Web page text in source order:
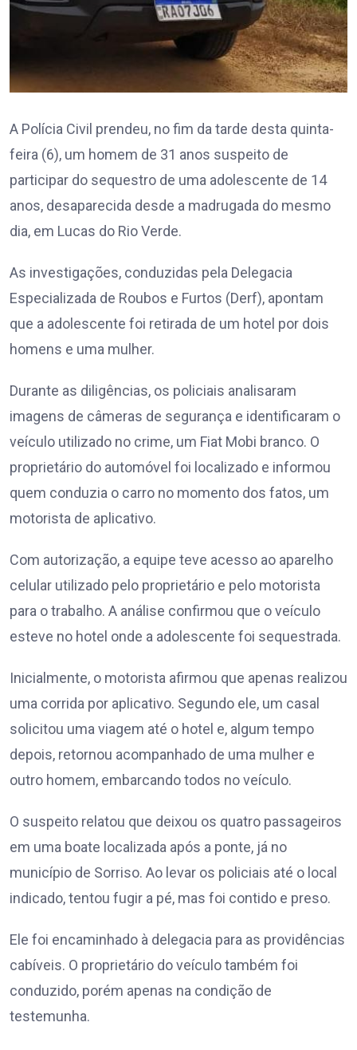
A Polícia Civil prendeu, no fim da tarde desta quinta-
feira (6), um homem de 31 anos suspeito de
participar do sequestro de uma adolescente de 14
anos, desaparecida desde a madrugada do mesmo
dia, em Lucas do Rio Verde.
As investigações, conduzidas pela Delegacia
Especializada de Roubos e Furtos (Derf), apontam
que a adolescente foi retirada de um hotel por dois
homens e uma mulher.
Durante as diligências, os policiais analisaram
imagens de câmeras de segurança e identificaram o
veículo utilizado no crime, um Fiat Mobi branco. O
proprietário do automóvel foi localizado e informou
quem conduzia o carro no momento dos fatos, um
motorista de aplicativo.
Com autorização, a equipe teve acesso ao aparelho
celular utilizado pelo proprietário e pelo motorista
para o trabalho. A análise confirmou que o veículo
esteve no hotel onde a adolescente foi sequestrada.
Inicialmente, o motorista afirmou que apenas realizou
uma corrida por aplicativo. Segundo ele, um casal
solicitou uma viagem até o hotel e, algum tempo
depois, retornou acompanhado de uma mulher e
outro homem, embarcando todos no veículo.
O suspeito relatou que deixou os quatro passageiros
em uma boate localizada após a ponte, já no
município de Sorriso. Ao levar os policiais até o local
indicado, tentou fugir a pé, mas foi contido e preso.
Ele foi encaminhado à delegacia para as providências
cabíveis. O proprietário do veículo também foi
conduzido, porém apenas na condição de
testemunha.